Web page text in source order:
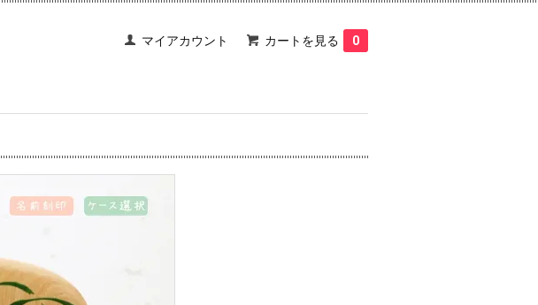
マイアカウント カートを見る 0